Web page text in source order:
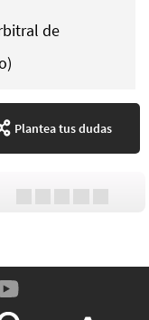
de
Plantea tus dudas